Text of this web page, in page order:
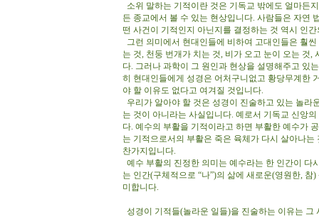
소위 말하는 기적이란 것은 기독교 밖에도 얼마든
든 종교에서 볼 수 있는 현상입니다. 사람들은 자연
떤 사건이 기적인지 아닌지를 결정하는 것 역시 인
그런 의미에서 현대인들에 비하여 고대인들은 훨
는 것, 천둥 번개가 치는 것, 비가 오고 눈이 오는 것
다. 그러나 과학이 그 원인과 현상을 설명해주고 있
히 현대인들에게 성경은 어처구니없고 황당무계한
야 할 이유도 없다고 여겨질 것입니다.
우리가 알아야 할 것은 성경이 진술하고 있는 놀
는 것이 아니라는 사실입니다. 예로서 기독교 신앙
다. 예수의 부활을 기적이라고 하면 부활한 예수가
는 기적으로서의 부활은 죽은 육체가 다시 살아나
찬가지입니다.
예수 부활의 진정한 의미는 예수라는 한 인간이 다
는 인간(구체적으로 “나”)의 삶에 새로운(영원한,
미합니다.
성경이 기적들(놀라운 일들)을 진술하는 이유는